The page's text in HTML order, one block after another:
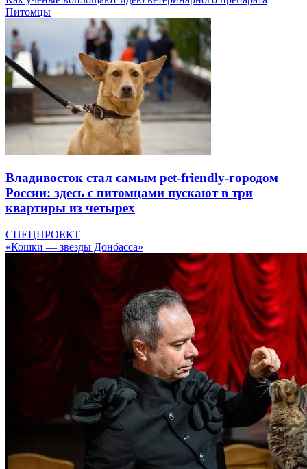
Питомцы
Владивосток стал самым pet-friendly-городом
России: здесь с питомцами пускают в три
квартиры из четырех
СПЕЦПРОЕКТ
«Кошки — звезды Донбасса»